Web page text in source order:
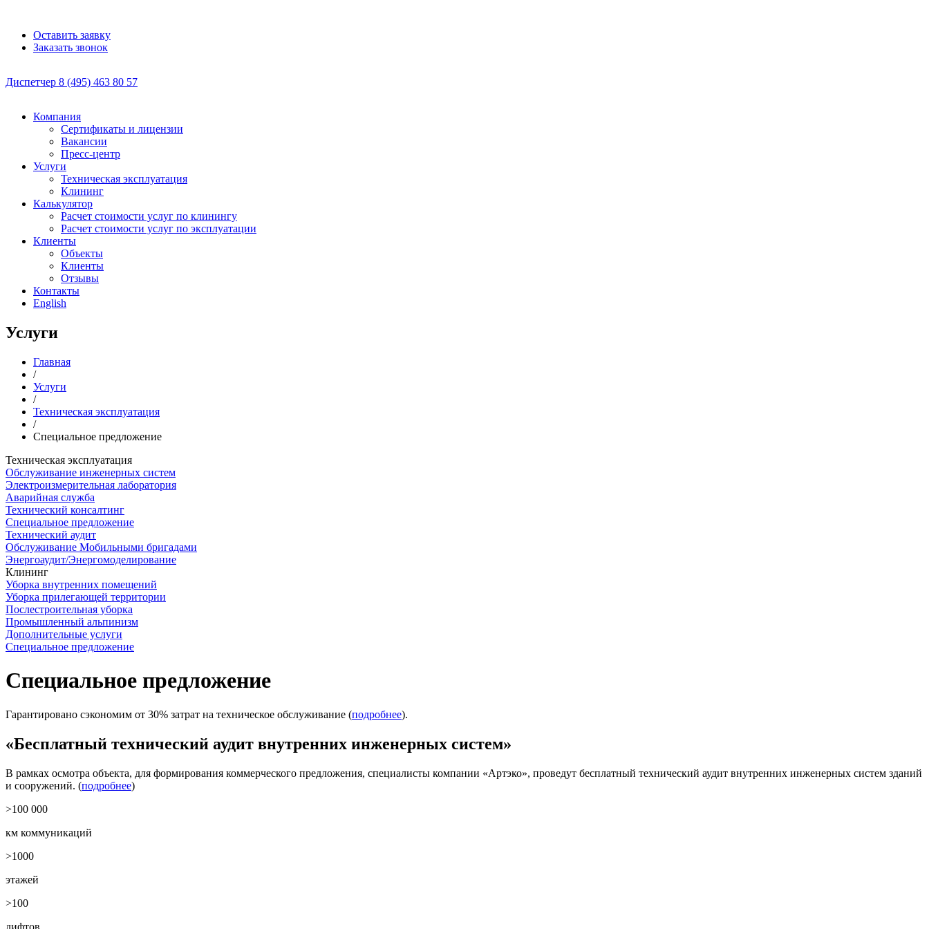
Оставить заявку
Заказать звонок
Диспетчер 8 (495) 463 80 57
Компания
Сертификаты и лицензии
Вакансии
Пресс-центр
Услуги
Техническая эксплуатация
Клининг
Калькулятор
Расчет стоимости услуг по клинингу
Расчет стоимости услуг по эксплуатации
Клиенты
Объекты
Клиенты
Отзывы
Контакты
English
Услуги
Главная
/
Услуги
/
Техническая эксплуатация
/
Специальное предложение
Техническая эксплуатация
Обслуживание инженерных систем
Электроизмерительная лаборатория
Аварийная служба
Технический консалтинг
Специальное предложение
Технический аудит
Обслуживание Мобильными бригадами
Энергоаудит/Энергомоделирование
Клининг
Уборка внутренних помещений
Уборка прилегающей территории
Послестроительная уборка
Промышленный альпинизм
Дополнительные услуги
Специальное предложение
Специальное предложение
Гарантировано сэкономим от 30% затрат на техническое обслуживание (подробнее).
«Бесплатный технический аудит внутренних инженерных систем»
В рамках осмотра объекта, для формирования коммерческого предложения, специалисты компании «Артэко», проведут бесплатный технический аудит внутренних инженерных систем зданий
и сооружений. (подробнее)
>100 000
км коммуникаций
>1000
этажей
>100
лифтов